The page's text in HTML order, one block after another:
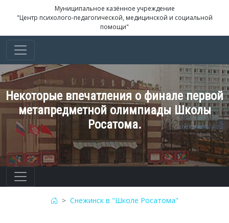
Муниципальное казённое учреждение
"Центр психолого-педагогической, медицинской и социальной
помощи"
Некоторые впечатления о финале первой
метапредметной олимпиады Школы
Росатома.
Снежинск в "Школе Росатома"